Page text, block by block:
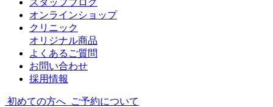
スタッフブログ
オンラインショップ
クリニック
オリジナル商品
よくあるご質問
お問い合わせ
採用情報
初めての方へ ご予約について